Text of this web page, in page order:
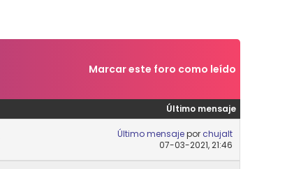
Marcar este foro como leído
Último mensaje
Último mensajepor chujalt
07-03-2021, 21:46